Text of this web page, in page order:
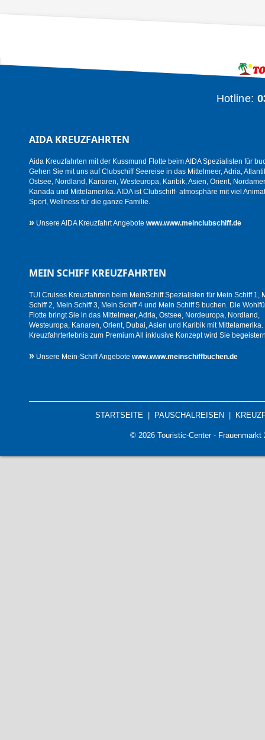
Hotline:
AIDA KREUZFAHRTEN
Aida Kreuzfahrten mit der Kussmund Flotte beim AIDA Spezialisten für
Gehen Sie mit uns auf Clubschiff Seereise in das Mittelmeer, Adria,
Ostsee, Nordland, Kanaren, Westeuropa, Karibik, Asien, Orient,
Kanada und Mittelamerika. AIDA ist Clubschiff- atmosphäre mit viel
Sport, Wellness für die ganze Familie.
» Unsere AIDA Kreuzfahrt Angebote www.www.meinclubschiff.de
MEIN SCHIFF KREUZFAHRTEN
TUI Cruises Kreuzfahrten beim MeinSchiff Spezialisten für Mein Schiff 1,
Schiff 2, Mein Schiff 3, Mein Schiff 4 und Mein Schiff 5 buchen. Die
Flotte bringt Sie in das Mittelmeer, Adria, Ostsee, Nordeuropa, Nordland,
Westeuropa, Kanaren, Orient, Dubai, Asien und Karibik mit Mittelamerika.
Kreuzfahrterlebnis zum Premium All inklusive Konzept wird Sie
» Unsere Mein-Schiff Angebote www.www.meinschiffbuchen.de
STARTSEITE| PAUSCHALREISEN
© 2026 Touristic-Center -